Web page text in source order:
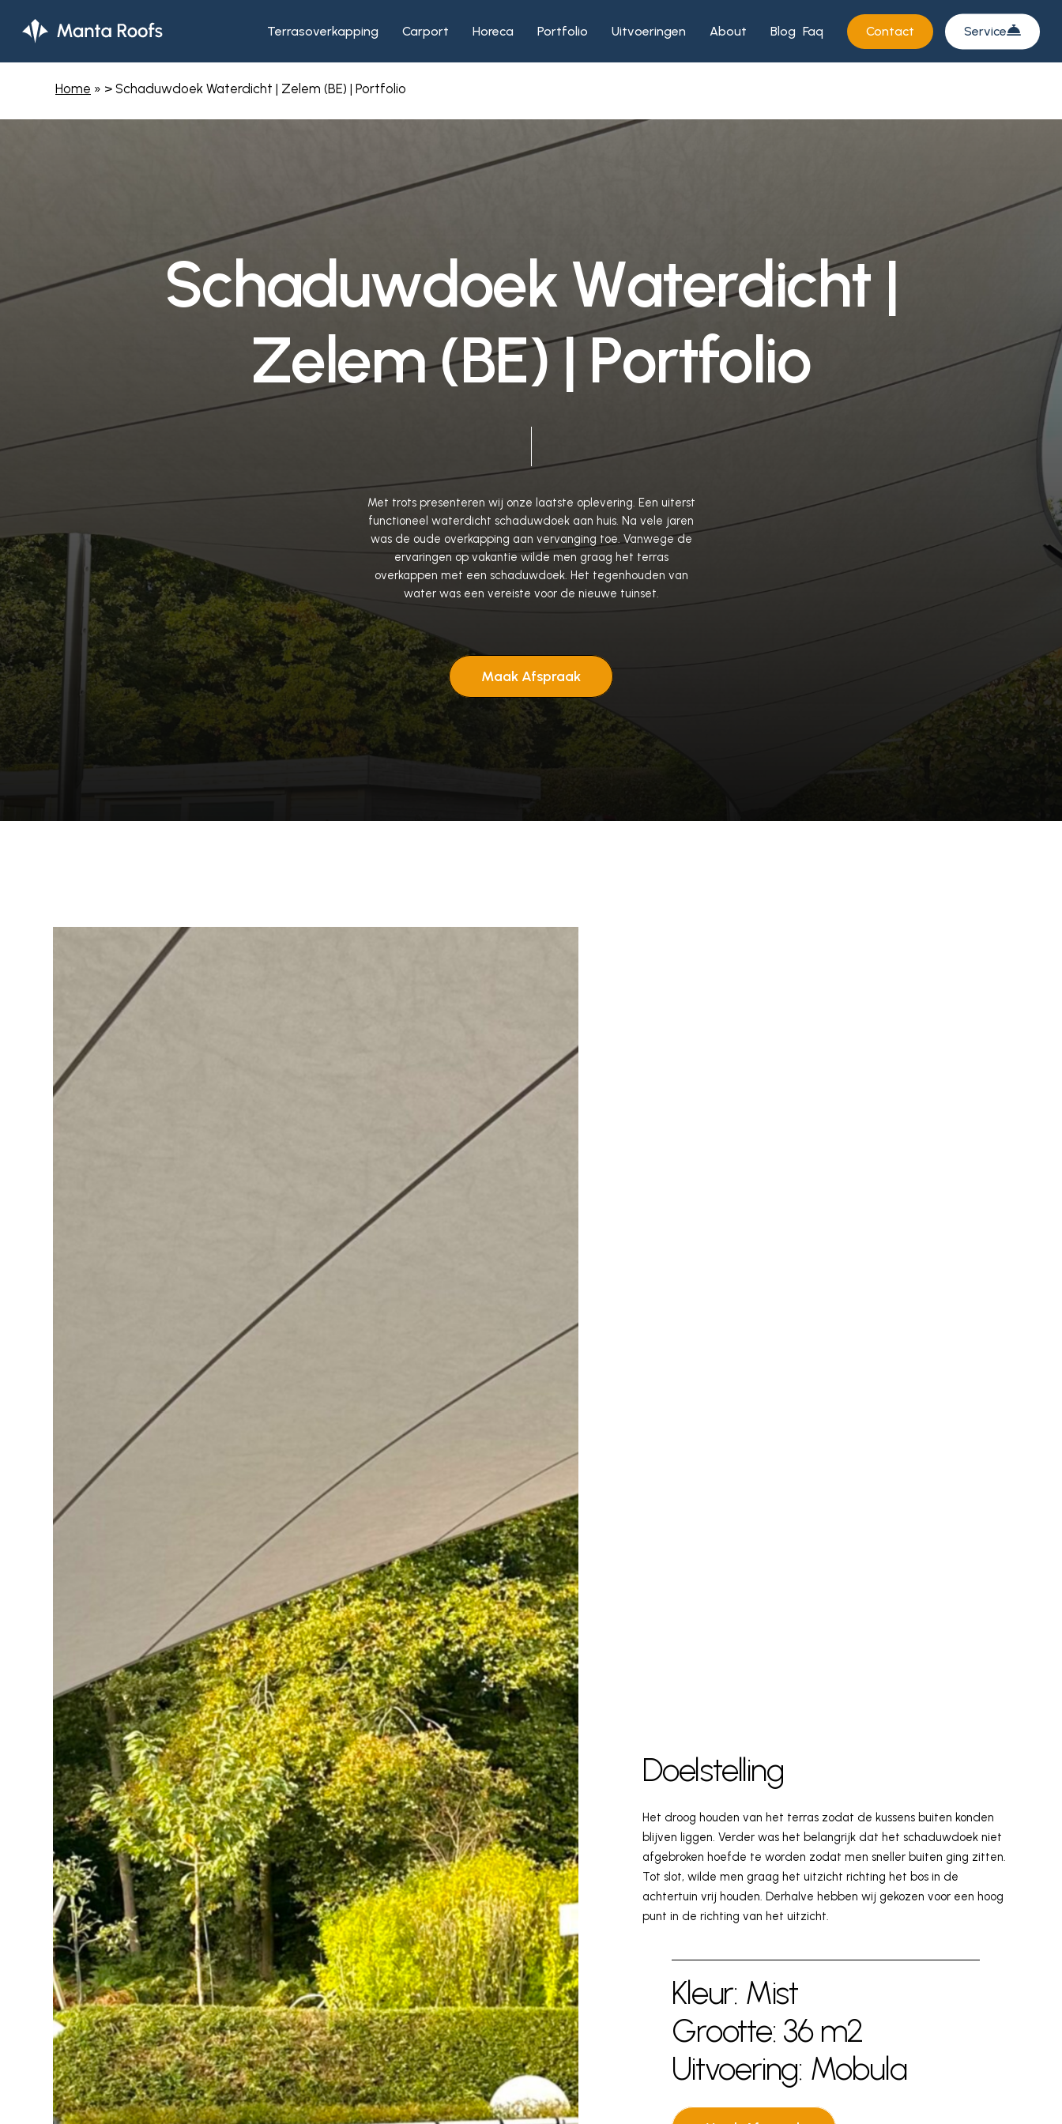
Terrasoverkapping Carport Horeca Portfolio Uitvoeringen About Blog Faq Contact Service
Home » > Schaduwdoek Waterdicht | Zelem (BE) | Portfolio
Schaduwdoek Waterdicht |
Zelem(BE)|Portfolio
Met trots presenteren wij onze laatste oplevering. Een uiterst
functioneel waterdicht schaduwdoek aan huis. Na vele jaren
was de oude overkapping aan vervanging toe. Vanwege de
ervaringen op vakantie wilde men graag het terras
overkappen met een schaduwdoek. Het tegenhouden van
water was een vereiste voor de nieuwe tuinset.
Maak Afspraak
Doelstelling
Het droog houden van het terras zodat de kussens buiten konden
blijven liggen. Verder was het belangrijk dat het schaduwdoek niet
afgebroken hoefde te worden zodat men sneller buiten ging zitten.
Tot slot, wilde men graag het uitzicht richting het bos in de
achtertuin vrij houden. Derhalve hebben wij gekozen voor een hoog
punt in de richting van het uitzicht.
Kleur: Mist
Grootte: 36 m2
Uitvoering: Mobula